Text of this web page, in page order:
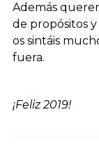
Además
de propósitos
os sintáis
fuera.
¡Feliz 2019!